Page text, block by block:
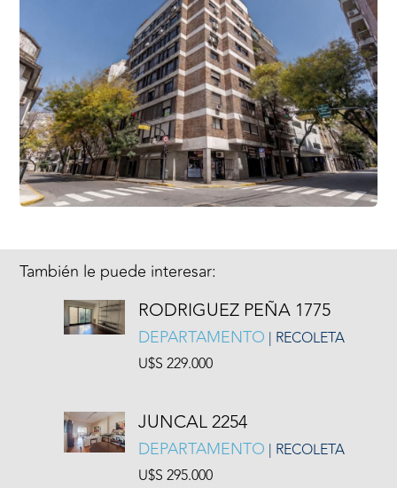
También le puede interesar:
RODRIGUEZ PEÑA 1775
DEPARTAMENTO | RECOLETA
U$S 229.000
JUNCAL 2254
DEPARTAMENTO | RECOLETA
U$S 295.000